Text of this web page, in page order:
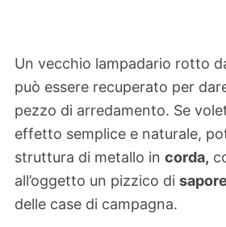
Un vecchio lampadario rotto
può essere recuperato per
pezzo di arredamento. Se
effetto semplice e naturale,
struttura di metallo in corda,
all’oggetto un pizzico di
delle case di campagna.